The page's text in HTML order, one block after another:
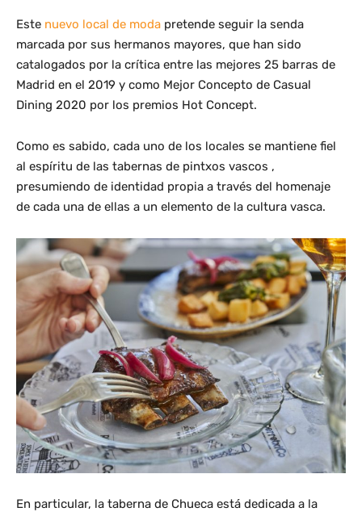
Este nuevo local de moda pretende seguir la senda
marcada por sus hermanos mayores, que han sido
catalogados por la crítica entre las mejores 25 barras de
Madrid en el 2019 y como Mejor Concepto de Casual
Dining 2020 por los premios Hot Concept.
Como es sabido, cada uno de los locales se mantiene fiel
al espíritu de las tabernas de pintxos vascos ,
presumiendo de identidad propia a través del homenaje
de cada una de ellas a un elemento de la cultura vasca.
En particular, la taberna de Chueca está dedicada a la